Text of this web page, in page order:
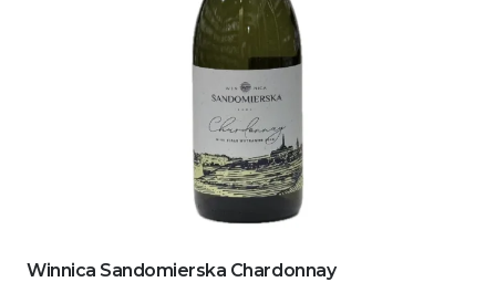
Winnica Sandomierska Chardonnay